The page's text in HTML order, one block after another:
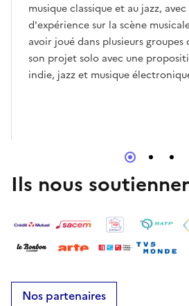
musique classique et au jazz, avec
d'expérience sur la scène
avoir joué dans plusieurs
son projet solo avec une
indie, jazz et musique
Ils nous
Nos partenaires